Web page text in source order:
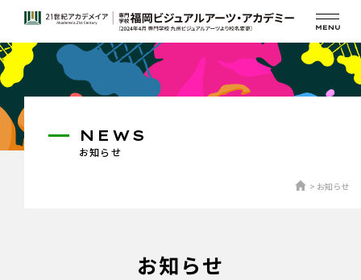
お知らせ
NEWS
お知らせ
お知らせ